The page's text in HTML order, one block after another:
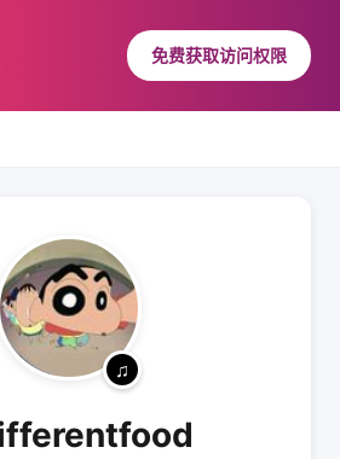
免费获取访问权限